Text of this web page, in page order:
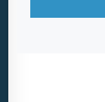
en sollicite la
demander la